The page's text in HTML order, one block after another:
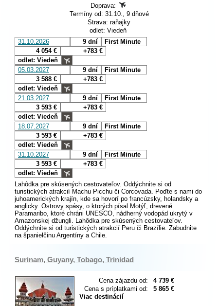
Doprava:
Termíny od: 31.10., 9 dňové
Strava: raňajky
odlet: Viedeň
31.10.2026
9 dní
First Minute
4 054 €
+783 €
odlet: Viedeň
05.03.2027
9 dní
First Minute
3 588 €
+783 €
odlet: Viedeň
21.03.2027
9 dní
First Minute
3 593 €
+783 €
odlet: Viedeň
18.07.2027
9 dní
First Minute
3 593 €
+783 €
odlet: Viedeň
31.10.2027
9 dní
First Minute
3 593 €
+783 €
odlet: Viedeň
Lahôdka pre skúsených cestovateľov. Oddýchnite si od
turistických atrakcií Machu Picchu či Corcovada. Poďte s nami do
juhoamerických krajín, kde sa hovorí po francúzsky, holandsky a
anglicky. Ostrovy spásy, o ktorých písal Motýľ, drevené
Paramaribo, ktoré chráni UNESCO, nádherný vodopád ukrytý v
Amazonskej džungli. Lahôdka pre skúsených cestovateľov.
Oddýchnite si od turistických atrakcií Peru či Brazílie. Zabudnite
na španielčinu Argentíny a Chile.
Surinam, Guyany, Tobago, Trinidad
Cena zájazdu od:
4 739 €
Cena s príplatkami od:
5 865 €
Viac destinácií